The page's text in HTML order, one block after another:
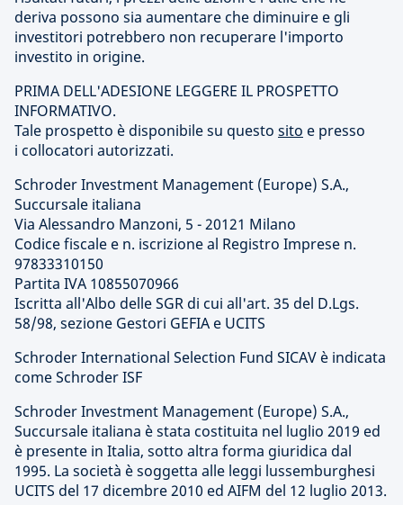
deriva possono sia aumentare che diminuire e gli
investitori potrebbero non recuperare l'importo
investito in origine.
PRIMA DELL'ADESIONE LEGGERE IL PROSPETTO
INFORMATIVO.
Tale prospetto è disponibile su questo sito e presso
i collocatori autorizzati.
Schroder Investment Management (Europe) S.A.,
Succursale italiana
Via Alessandro Manzoni, 5 - 20121 Milano
Codice fiscale e n. iscrizione al Registro Imprese n.
97833310150
Partita IVA 10855070966
Iscritta all'Albo delle SGR di cui all'art. 35 del D.Lgs.
58/98, sezione Gestori GEFIA e UCITS
Schroder International Selection Fund SICAV è indicata
come Schroder ISF
Schroder Investment Management (Europe) S.A.,
Succursale italiana è stata costituita nel luglio 2019 ed
è presente in Italia, sotto altra forma giuridica dal
1995. La società è soggetta alle leggi lussemburghesi
UCITS del 17 dicembre 2010 ed AIFM del 12 luglio 2013.